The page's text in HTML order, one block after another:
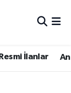
Resmi İlanlar